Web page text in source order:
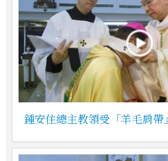
鍾安住總主教領受「羊毛肩帶」